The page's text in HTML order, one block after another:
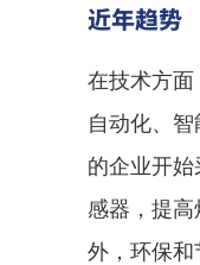
近年趋势
在技术方
自动化、
的企业开
感器，提
外，环保